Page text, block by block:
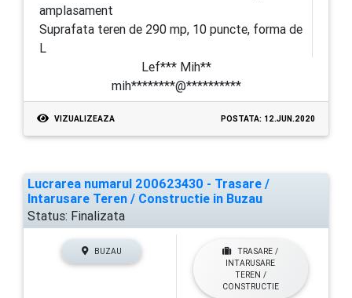
amplasament
Suprafata teren de 290 mp, 10 puncte, forma de
L
Lef*** Mih**
mih********@**********
VIZUALIZEAZA POSTATA: 12.JUN.2020
Lucrarea numarul 200623430 - Trasare /
Intarusare Teren / Constructie in Buzau
Status: Finalizata
BUZAU
TRASARE /
INTARUSARE
TEREN /
CONSTRUCTIE